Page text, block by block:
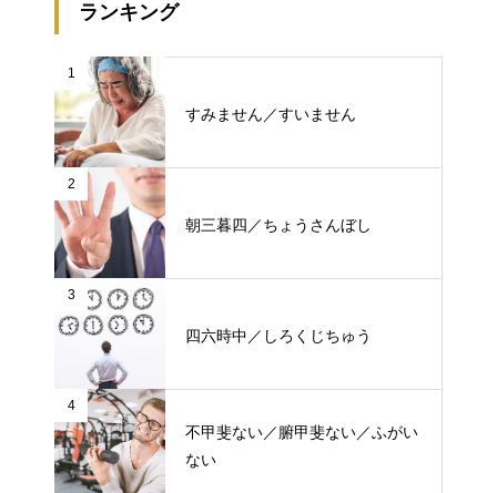
ランキング
1
すみません／すいません
2
朝三暮四／ちょうさんぼし
3
四六時中／しろくじちゅう
4
不甲斐ない／腑甲斐ない／ふがい
ない